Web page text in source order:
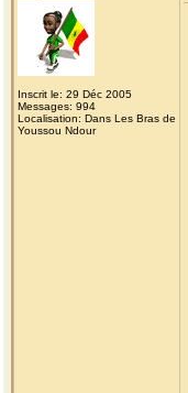
Inscrit le: 29 Déc 2005
Messages: 994
Localisation: Dans Les Bras de
Youssou Ndour